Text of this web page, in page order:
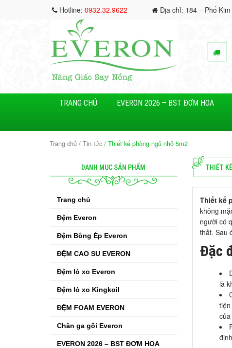
Hotline: 0932.32.9622 Địa chỉ: 184 – Phố
TRANG CHỦ EVERON 2026 – BST ĐƠM HOA
Trang chủ / Tin tức / Thiết kế phòng ngủ nhỏ 5m2
DANH MỤC SẢN PHẨM
Trang chủ
Đệm Everon
Đệm Bông Ép Everon
ĐỆM CAO SU EVERON
Đệm lò xo Everon
Đệm lò xo Kingkoil
ĐỆM FOAM EVERON
Chăn ga gối Everon
EVERON 2026 – BST ĐƠM HOA
THIẾT
Thiết kế
không
người có
thất. Sau
Đặc
là